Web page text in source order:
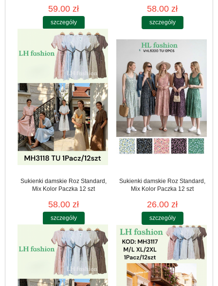
59.00 zł
szczegóły
58.00 zł
szczegóły
Sukienki damskie Roz Standard,
Mix Kolor Paczka 12 szt
58.00 zł
szczegóły
Sukienki damskie Roz Standard,
Mix Kolor Paczka 12 szt
26.00 zł
szczegóły